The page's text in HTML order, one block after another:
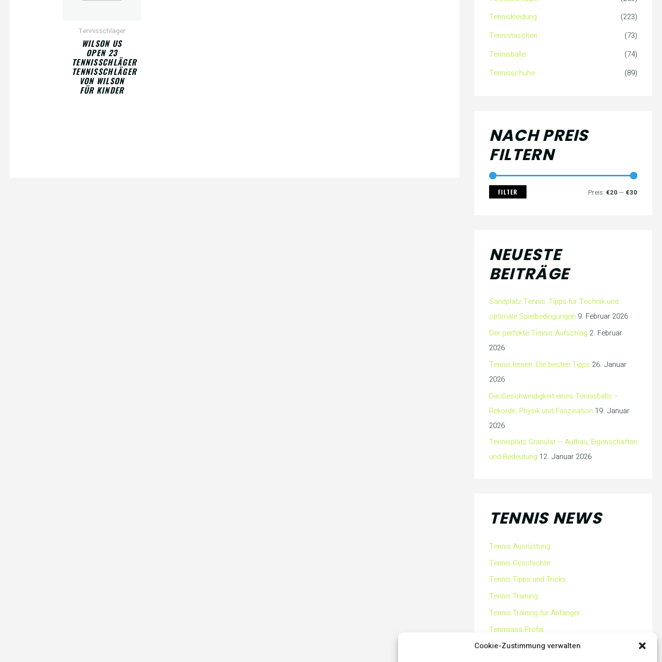
Cookie-Zustimmung verwalten
Tennisschläger
WILSON US
OPEN 23
TENNISSCHLÄGER
TENNISSCHLÄGER
VON WILSON
FÜR KINDER
c
h
:
Tenniskleidung
(223)
Tennistaschen
(73)
Tennisbälle
(74)
Tennisschuhe
(89)
NACH PREIS
FILTERN
FILTER Preis: €20 — €30
NEUESTE
BEITRÄGE
Sandplatz Tennis: Tipps für Technik und
optimale Spielbedingungen 9. Februar 2026
Der perfekte Tennis Aufschlag 2. Februar
2026
Tennis lernen: Die besten Tipps 26. Januar
2026
Die Geschwindigkeit eines Tennisballs –
Rekorde, Physik und Faszination 19. Januar
2026
Tennisplatz Granulat – Aufbau, Eigenschaften
und Bedeutung 12. Januar 2026
TENNIS NEWS
Tennis Ausrüstung
Tennis Geschichte
Tennis Tipps und Tricks
Tennis Training
Tennis Training für Anfänger
Tennisass Profis
Tennisbälle